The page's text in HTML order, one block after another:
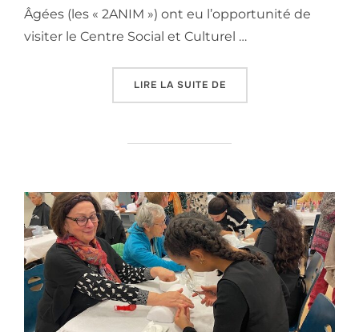
Âgées (les « 2ANIM ») ont eu l’opportunité de
visiter le Centre Social et Culturel …
LIRE LA SUITE DE« LES 2ANIM AU CSC